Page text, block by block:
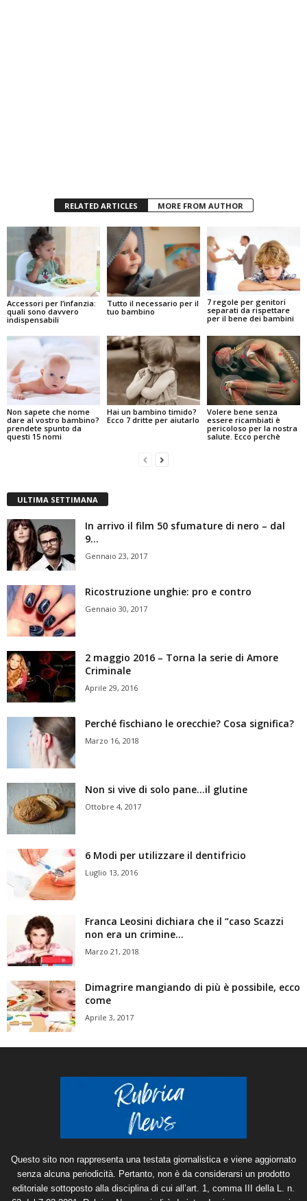
RELATED ARTICLES MORE FROM AUTHOR
Accessori per l’infanzia:
quali sono davvero
indispensabili
Tutto il necessario per il
tuo bambino
7 regole per genitori
separati da rispettare
per il bene dei bambini
Non sapete che nome
dare al vostro bambino?
prendete spunto da
questi 15 nomi
Hai un bambino timido?
Ecco 7 dritte per aiutarlo
Volere bene senza
essere ricambiati è
pericoloso per la nostra
salute. Ecco perchè
ULTIMA SETTIMANA
In arrivo il film 50 sfumature di nero – dal
9...
Gennaio 23, 2017
Ricostruzione unghie: pro e contro
Gennaio 30, 2017
2 maggio 2016 – Torna la serie di Amore
Criminale
Aprile 29, 2016
Perché fischiano le orecchie? Cosa significa?
Marzo 16, 2018
Non si vive di solo pane…il glutine
Ottobre 4, 2017
6 Modi per utilizzare il dentifricio
Luglio 13, 2016
Franca Leosini dichiara che il “caso Scazzi
non era un crimine...
Marzo 21, 2018
Dimagrire mangiando di più è possibile, ecco
come
Aprile 3, 2017
Questo sito non rappresenta una testata giornalistica e viene aggiornato
senza alcuna periodicità. Pertanto, non è da considerarsi un prodotto
editoriale sottoposto alla disciplina di cui all’art. 1, comma III della L. n.